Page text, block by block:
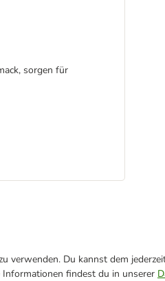
sorgen für
Du kannst dem
findest du in unserer